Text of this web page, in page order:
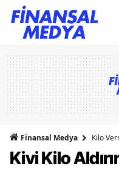
Finansal Medya Kilo
Kivi Kilo